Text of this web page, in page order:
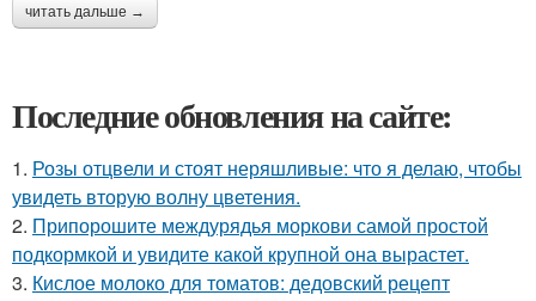
читать дальше →
Последние обновления на сайте:
1. Розы отцвели и стоят неряшливые: что я делаю, чтобы
увидеть вторую волну цветения.
2. Припорошите междурядья моркови самой простой
подкормкой и увидите какой крупной она вырастет.
3. Кислое молоко для томатов: дедовский рецепт